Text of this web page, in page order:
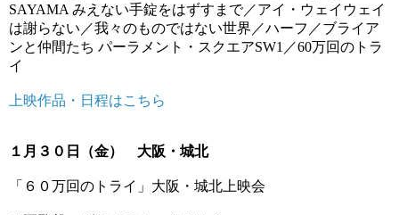
SAYAMA みえない手錠をはずすまで／アイ・ウェイウェイ
は謝らない／我々のものではない世界／ハーフ／ブライア
ンと仲間たち パーラメント・スクエアSW1／60万回のトラ
イ
上映作品・日程はこちら
１月３０日（金） 大阪・城北
「６０万回のトライ」大阪・城北上映会